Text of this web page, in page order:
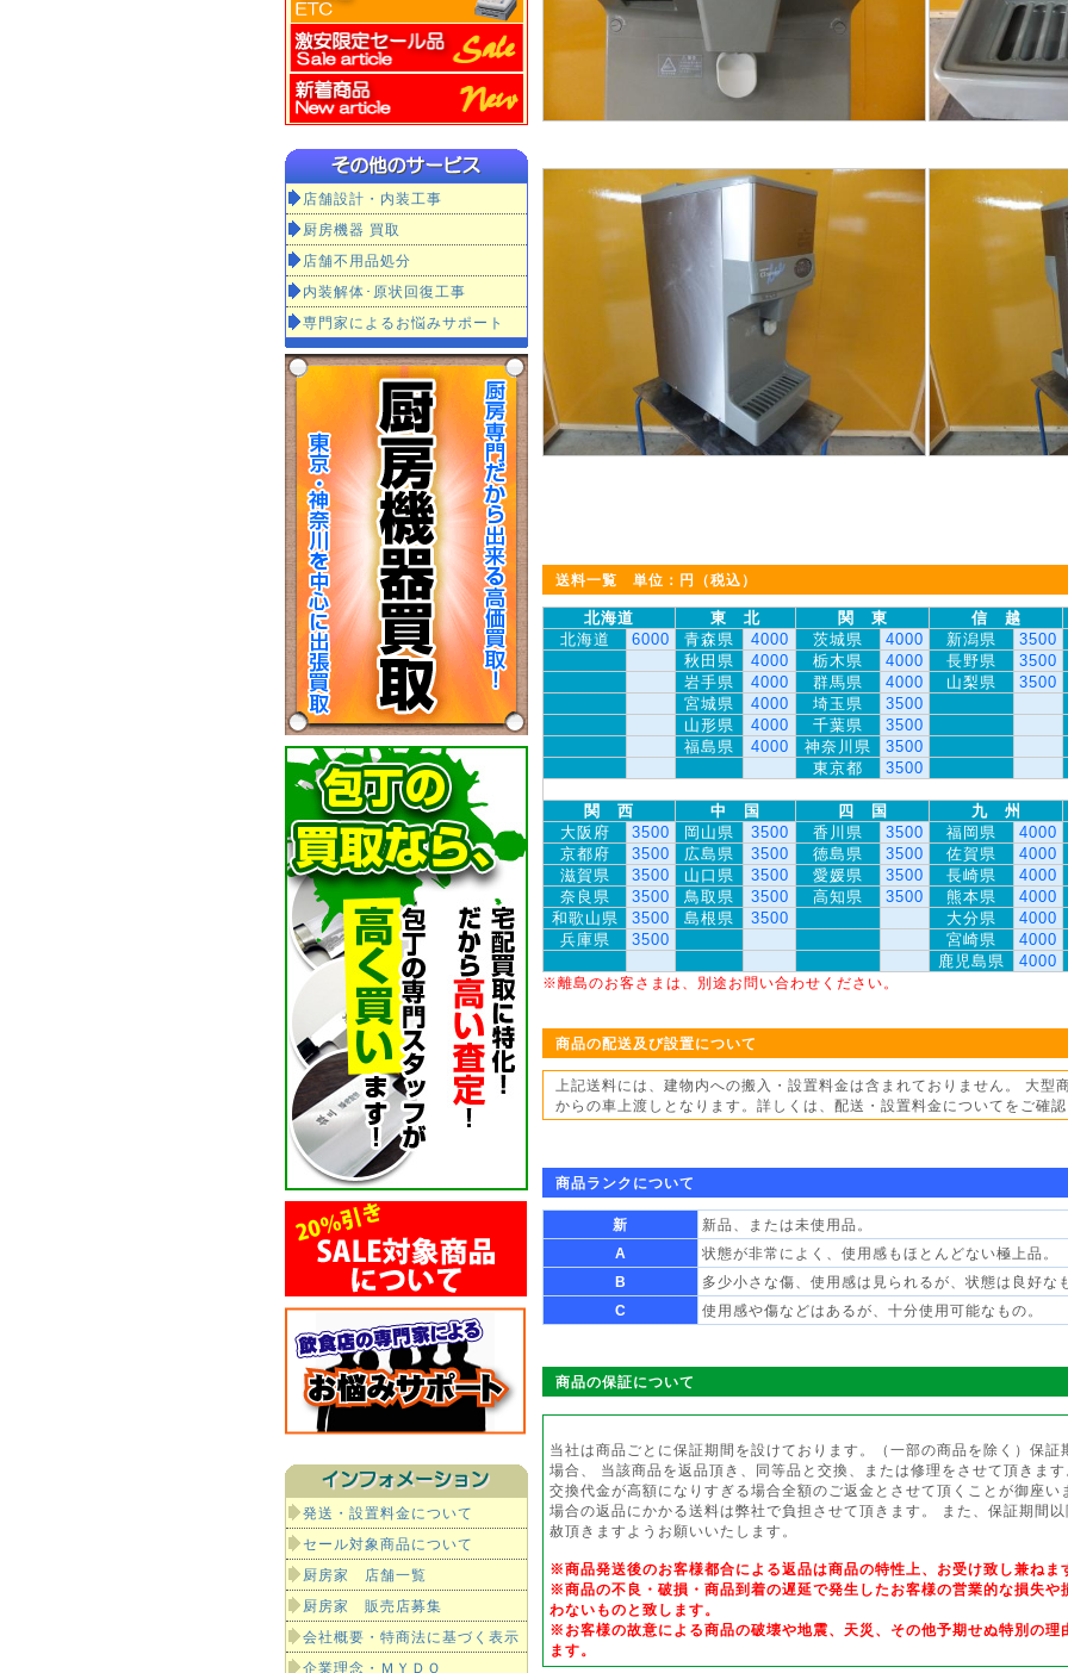
店舗設計・内装工事
厨房機器 買取
店舗不用品処分
内装解体･原状回復工事
専門家によるお悩みサポート
発送・設置料金について
セール対象商品について
厨房家 店舗一覧
厨房家 販売店募集
会社概要・特商法に基づく表示
企業理念・ＭＹＤＯ
送料一覧 単位：円（税込）
北海道 東 北 関 東 信 越
北海道
6000 青森県 4000 茨城県 4000 新潟県 3500
秋田県
4000 栃木県 4000 長野県 3500
岩手県
4000 群馬県 4000 山梨県 3500
宮城県
4000 埼玉県 3500
山形県
4000 千葉県
3500
福島県
4000 神奈川県
3500
東京都
3500
関 西 中 国 四 国 九 州
大阪府
3500 岡山県 3500 香川県 3500 福岡県 4000
京都府
3500 広島県 3500 徳島県 3500 佐賀県
4000
滋賀県
3500 山口県 3500 愛媛県 3500 長崎県
4000
奈良県
3500 鳥取県 3500 高知県 3500 熊本県
4000
和歌山県
3500 島根県 3500 大分県
4000
兵庫県
3500 宮崎県
4000
鹿児島県
4000
※離島のお客さまは、別途お問い合わせください。
商品の配送及び設置について
上記送料には、建物内への搬入・設置料金は含まれておりません。 大型
からの車上渡しとなります。詳しくは、配送・設置料金についてをご確認
商品ランクについて
新
新品、または未使用品。
A
状態が非常によく、使用感もほとんどない極上品。
B
多少小さな傷、使用感は見られるが、状態は良好な
C
使用感や傷などはあるが、十分使用可能なもの。
商品の保証について
当社は商品ごとに保証期間を設けております。（一部の商品を除く）保証
場合、 当該商品を返品頂き、同等品と交換、または修理をさせて頂きま
交換代金が高額になりすぎる場合全額のご返金とさせて頂くことが御座
場合の返品にかかる送料は弊社で負担させて頂きます。 また、保証期間
赦頂きますようお願いいたします。
※商品発送後のお客様都合による返品は商品の特性上、お受け致し兼ねま
※商品の不良・破損・商品到着の遅延で発生したお客様の営業的な損失や
わないものと致します。
※お客様の故意による商品の破壊や地震、天災、その他予期せぬ特別の理
ます。